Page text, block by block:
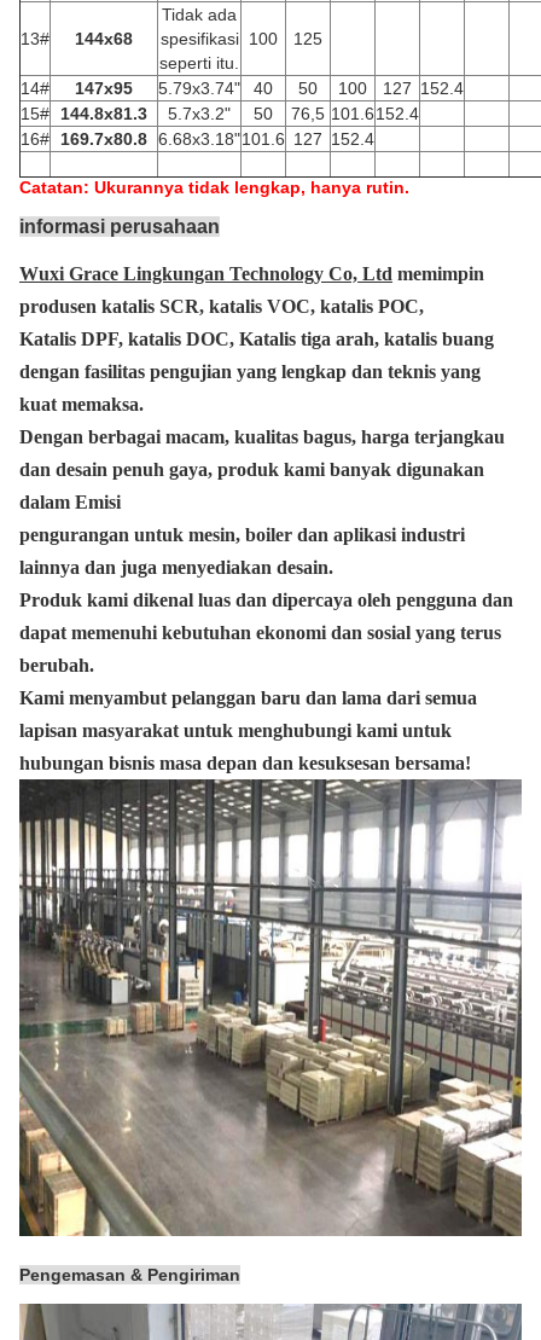
13# 144x68
Tidak ada
spesifikasi
seperti itu.
100 125
14# 147x95 5.79x3.74" 40 50 100 127 152.4
15#
144.8x81.3 5.7x3.2" 50 76,5 101.6152.4
16#
169.7x80.8 6.68x3.18"101.6 127 152.4
Catatan: Ukurannya tidak lengkap, hanya rutin.
informasi perusahaan
Wuxi Grace Lingkungan Technology Co, Ltd memimpin
produsen katalis SCR, katalis VOC, katalis POC,
Katalis DPF, katalis DOC, Katalis tiga arah, katalis buang
dengan fasilitas pengujian yang lengkap dan teknis yang
kuat memaksa.
Dengan berbagai macam, kualitas bagus, harga terjangkau
dan desain penuh gaya, produk kami banyak digunakan
dalam Emisi
pengurangan untuk mesin, boiler dan aplikasi industri
lainnya dan juga menyediakan desain.
Produk kami dikenal luas dan dipercaya oleh pengguna dan
dapat memenuhi kebutuhan ekonomi dan sosial yang terus
berubah.
Kami menyambut pelanggan baru dan lama dari semua
lapisan masyarakat untuk menghubungi kami untuk
hubungan bisnis masa depan dan kesuksesan bersama!
Pengemasan & Pengiriman